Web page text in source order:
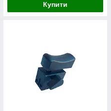
Купити